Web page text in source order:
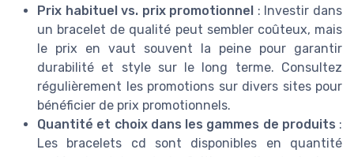
Prix habituel vs. prix promotionnel : Investir dans
un bracelet de qualité peut sembler coûteux, mais
le prix en vaut souvent la peine pour garantir
durabilité et style sur le long terme. Consultez
régulièrement les promotions sur divers sites pour
bénéficier de prix promotionnels.
Quantité et choix dans les gammes de produits :
Les bracelets cd sont disponibles en quantité